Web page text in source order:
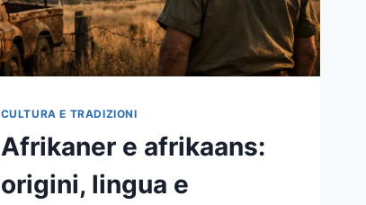
DI
OGGI
CULTURA E TRADIZIONI
Afrikaner e afrikaans:
origini, lingua e